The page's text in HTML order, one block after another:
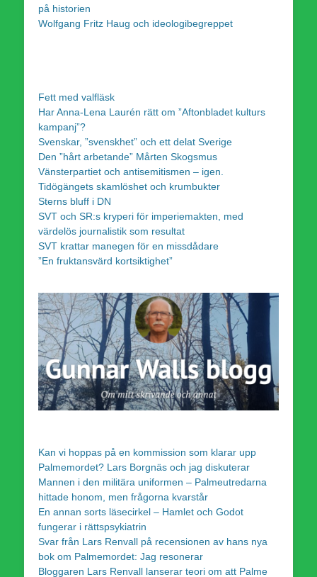
på historien
Wolfgang Fritz Haug och ideologibegreppet
Fett med valfläsk
Har Anna-Lena Laurén rätt om ”Aftonbladet kulturs
kampanj”?
Svenskar, ”svenskhet” och ett delat Sverige
Den ”hårt arbetande” Mårten Skogsmus
Vänsterpartiet och antisemitismen – igen.
Tidögängets skamlöshet och krumbukter
Sterns bluff i DN
SVT och SR:s kryperi för imperiemakten, med
värdelös journalistik som resultat
SVT krattar manegen för en missdådare
”En fruktansvärd kortsiktighet”
Kan vi hoppas på en kommission som klarar upp
Palmemordet? Lars Borgnäs och jag diskuterar
Mannen i den militära uniformen – Palmeutredarna
hittade honom, men frågorna kvarstår
En annan sorts läsecirkel – Hamlet och Godot
fungerar i rättspsykiatrin
Svar från Lars Renvall på recensionen av hans nya
bok om Palmemordet: Jag resonerar
Bloggaren Lars Renvall lanserar teori om att Palme